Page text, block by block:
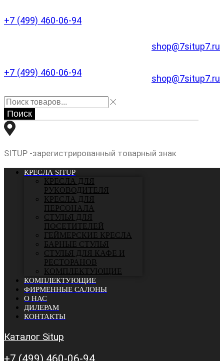
+7 (499) 460-06-94
shop@7situp7.ru
+7 (499) 460-06-94
shop@7situp7.ru
Поиск
SITUP -зарегистрированный товарный знак
КРЕСЛА SITUP
КРЕСЛА ДЛЯ
РУКОВОДИТЕЛЯ
КРЕСЛА ДЛЯ
ПЕРСОНАЛА
СТУЛЬЯ ДЛЯ
ПОСЕТИТЕЛЕЙ
ГЕЙМЕРСКИЕ КРЕСЛА
БАРНЫЕ СТУЛЬЯ
CТУЛЬЯ ДЛЯ КАФЕ И
РЕСТОРАНОВ
КОМПЛЕКТУЮЩИЕ
КОМПЛЕКТУЮЩИЕ
ФИРМЕННЫЕ САЛОНЫ
О НАС
ДИЛЕРАМ
КОНТАКТЫ
Каталог Situp
+7 (499) 460-06-94